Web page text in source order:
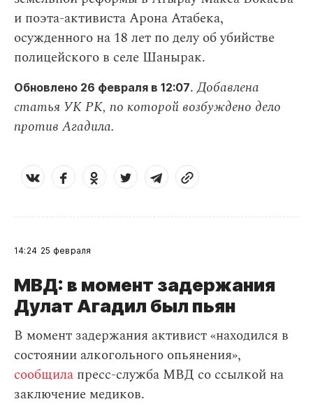
и поэта-активиста Арона Атабека,
осужденного на 18 лет по делу об убийстве
полицейского в селе Шанырак.
Обновлено 26 февраля в 12:07.Добавлена
статья УК РК, по которой возбуждено дело
против Агадила.
14:24 25 февраля
МВД: в момент задержания
Дулат Агадил был пьян
В момент задержания активист «находился в
состоянии алкогольного опьянения»,
сообщила пресс-служба МВД cо ссылкой на
заключение медиков.